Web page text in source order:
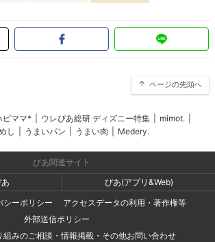
ページの先頭へ
ピママ* ウレぴあ総研 ディズニー特集 mimot.
し
うまいパン うまい肉 Medery.
ぴあ関連サイト
ぴあ(アプリ&Web)
シーポリシー
アクセスデータの利用・著作権等
外部送信ポリシー
組みのご相談・情報掲載・その他お問い合わせ